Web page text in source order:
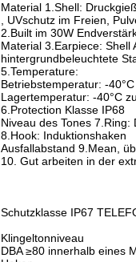
Material 1.Shell:
, UVschutz im Freien,
2.Built im 30W
Material 3.Earpiece: Shell
hintergrundbeleuchtete
5.Temperature:
Betriebstemperatur: -
Lagertemperatur: -40°C
6.Protection Klasse IP68
Niveau des Tones
8.Hook: Induktionshaken
Ausfallabstand 9.Mean,
10. Gut arbeiten in der
Schutzklasse IP67
Klingeltonniveau
DBA ≥80 innerhalb eines